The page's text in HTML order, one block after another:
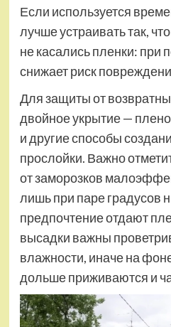
Если используется
лучше устраивать так,
не касались пленки: при
снижает риск
Для защиты от
двойное укрытие —
и другие способы
прослойки. Важно
от заморозков
лишь при паре градусов
предпочтение отдают
высадки важны
влажности, иначе на
дольше приживаются и